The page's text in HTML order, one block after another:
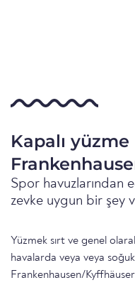
Kapalı
Spor havuzlarından
zevke uygun bir şey
Yüzmek sırt ve genel
havalarda veya veya
Frankenhausen/